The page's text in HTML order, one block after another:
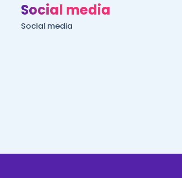
Social media
Social media